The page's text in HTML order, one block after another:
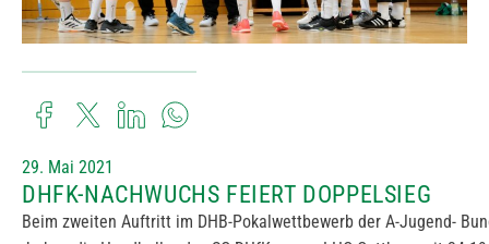
29. Mai 2021
DHFK-NACHWUCHS FEIERT DOPPELSIEG
Beim zweiten Auftritt im DHB-Pokalwettbewerb der A-Jugend-